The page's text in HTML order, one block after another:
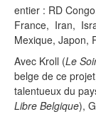
entier : RD
France, Iran,
Mexique, Japon,
Avec Kroll (Le
belge de ce
talentueux du
Libre Belgique),